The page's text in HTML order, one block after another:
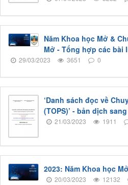
Năm Khoa học Mở &
Mở - Tổng hợp các bài
29/03/2023 3651 0
‘Danh sách đọc về
(TOPS)’ - bản dịch
21/03/2023 1911
2023: Năm Khoa học Mở
20/03/2023 12132